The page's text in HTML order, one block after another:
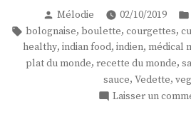
en
sauce
! »
Publié
par
Mélodie 02/10/2019
Étiquettes :
bolognaise, boulette, courgettes,
healthy, indian food, indien, médical
plat du monde, recette du monde,
sauce, Vedette,
Laisser un